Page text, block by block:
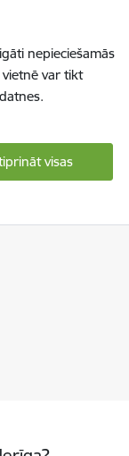
nepieciešamās
var tikt
visas